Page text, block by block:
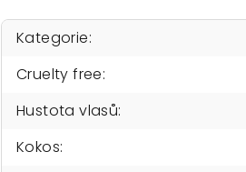
Kategorie:
Cruelty free:
Hustota vlasů:
Kokos: